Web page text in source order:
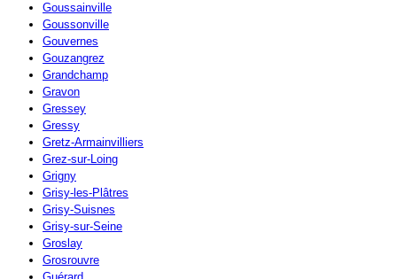
Goussainville
Goussonville
Gouvernes
Gouzangrez
Grandchamp
Gravon
Gressey
Gressy
Gretz-Armainvilliers
Grez-sur-Loing
Grigny
Grisy-les-Plâtres
Grisy-Suisnes
Grisy-sur-Seine
Groslay
Grosrouvre